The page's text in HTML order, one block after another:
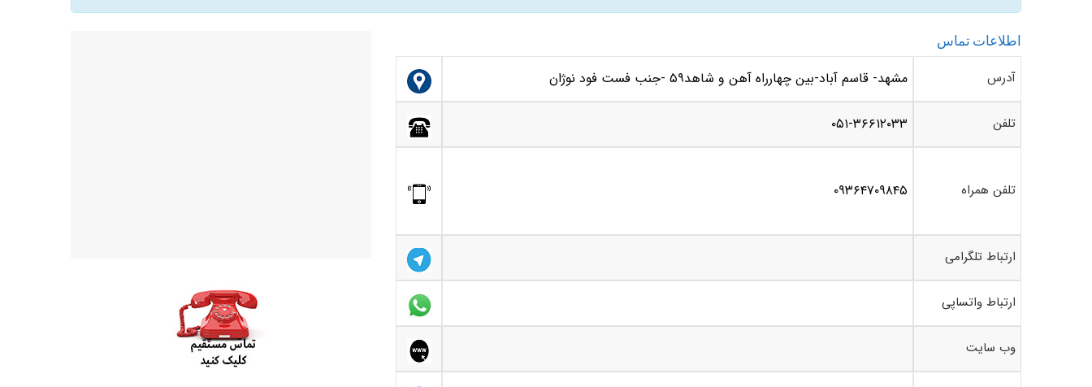
اطلاعات تماس
آدرس مشهد- قاسم آباد-بین چهارراه آهن و شاهد۵۹ -جنب فست فود نوژان
تلفن ۰۵۱-۳۶۶۱۲۰۳۳
تلفن همراه ۰۹۳۶۴۷۰۹۸۴۵
ارتباط تلگرامی
ارتباط واتساپی
وب سایت